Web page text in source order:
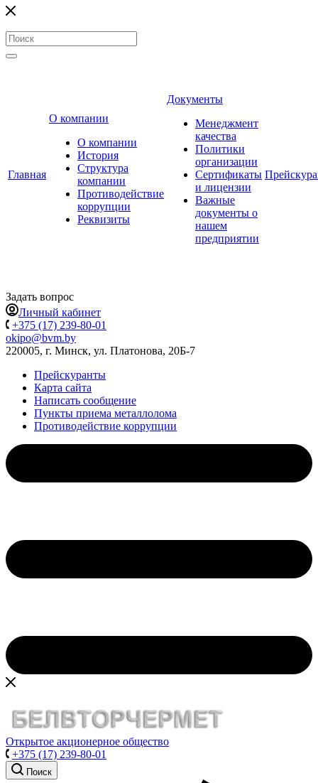
Главная
О компании
О компании
История
Структура
компании
Противодействие
коррупции
Реквизиты
Документы
Менеджмент
качества
Политики
организации
Сертификаты
и лицензии
Важные
документы о
нашем
предприятии
Задать вопрос
Личный кабинет
+375 (17) 239-80-01
okipo@bvm.by
220005, г. Минск, ул. Платонова, 20Б-7
Прейскуранты
Карта сайта
Написать сообщение
Пункты приема металлолома
Противодействие коррупции
Открытое акционерное общество
+375 (17) 239-80-01
Поиск